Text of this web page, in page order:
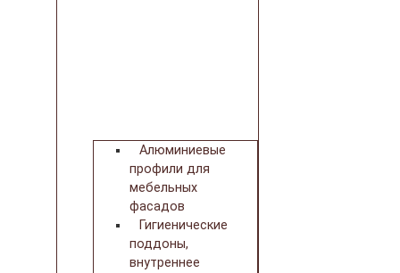
Алюминиевые
профили для
мебельных
фасадов
Гигиенические
поддоны,
внутреннее